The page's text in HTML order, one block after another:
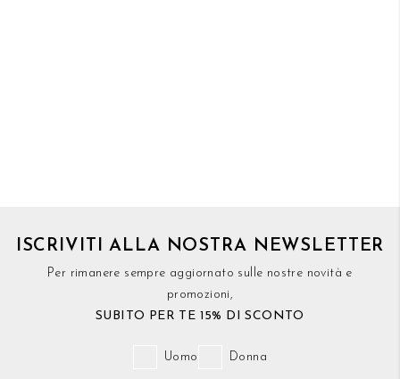
ISCRIVITI ALLA NOSTRA NEWSLETTER
Per rimanere sempre aggiornato sulle nostre novità e
promozioni,
SUBITO PER TE 15% DI SCONTO
Uomo Donna